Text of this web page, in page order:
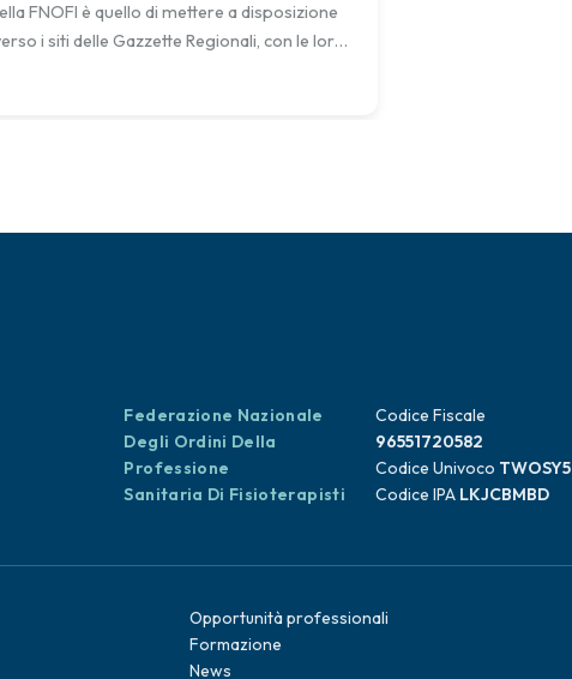
FNOFI è quello di mettere a disposizione
i siti delle Gazzette Regionali, con le loro
e Concorsi”.
Federazione Nazionale
Degli Ordini Della
Professione
Sanitaria Di Fisioterapisti
Codice Fiscale
96551720582
Codice Univoco TWOSY5
Codice IPA LKJCBMBD
Opportunità professionali
Formazione
News